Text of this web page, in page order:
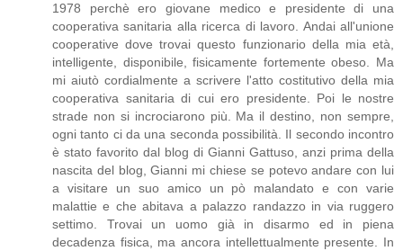
1978 perchè ero giovane medico e presidente di una
cooperativa sanitaria alla ricerca di lavoro. Andai all'unione
cooperative dove trovai questo funzionario della mia età,
intelligente, disponibile, fisicamente fortemente obeso. Ma
mi aiutò cordialmente a scrivere l'atto costitutivo della mia
cooperativa sanitaria di cui ero presidente. Poi le nostre
strade non si incrociarono più. Ma il destino, non sempre,
ogni tanto ci da una seconda possibilità. Il secondo incontro
è stato favorito dal blog di Gianni Gattuso, anzi prima della
nascita del blog, Gianni mi chiese se potevo andare con lui
a visitare un suo amico un pò malandato e con varie
malattie e che abitava a palazzo randazzo in via ruggero
settimo. Trovai un uomo già in disarmo ed in piena
decadenza fisica, ma ancora intellettualmente presente. In